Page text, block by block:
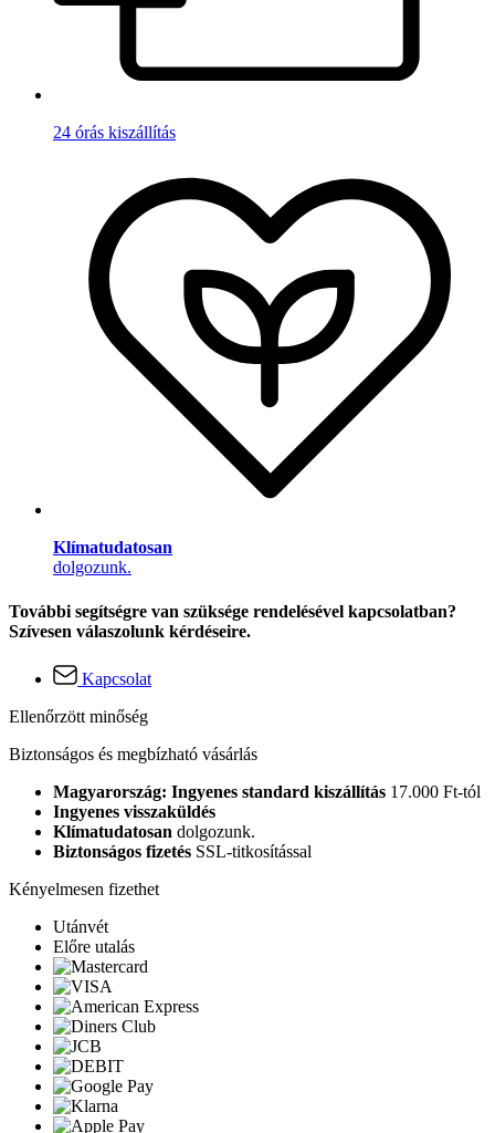
24 órás kiszállítás
Klímatudatosan
dolgozunk.
További segítségre van szüksége rendelésével kapcsolatban?
Szívesen válaszolunk kérdéseire.
Kapcsolat
Ellenőrzött minőség
Biztonságos és megbízható vásárlás
Magyarország: Ingyenes standard kiszállítás 17.000 Ft-tól
Ingyenes visszaküldés
Klímatudatosan dolgozunk.
Biztonságos fizetés SSL-titkosítással
Kényelmesen fizethet
Utánvét
Előre utalás